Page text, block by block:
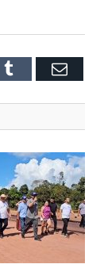
Tumblr Email